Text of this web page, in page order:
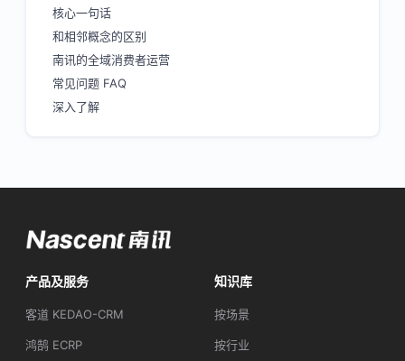
核心一句话
和相邻概念的区别
南讯的全域消费者运营
常见问题 FAQ
深入了解
产品及服务
客道 KEDAO-CRM
鸿鹄 ECRP
知识库
按场景
按行业